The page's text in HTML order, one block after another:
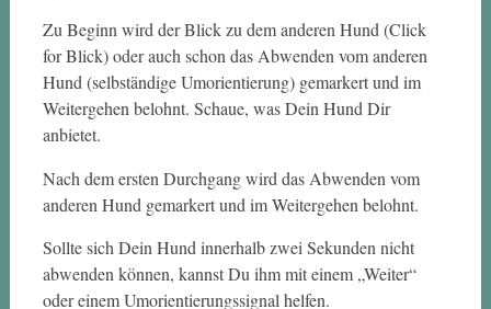
Zu Beginn wird der Blick zu dem anderen Hund (Click
for Blick) oder auch schon das Abwenden vom anderen
Hund (selbständige Umorientierung) gemarkert und im
Weitergehen belohnt. Schaue, was Dein Hund Dir
anbietet.
Nach dem ersten Durchgang wird das Abwenden vom
anderen Hund gemarkert und im Weitergehen belohnt.
Sollte sich Dein Hund innerhalb zwei Sekunden nicht
abwenden können, kannst Du ihm mit einem „Weiter“
oder einem Umorientierungssignal helfen.